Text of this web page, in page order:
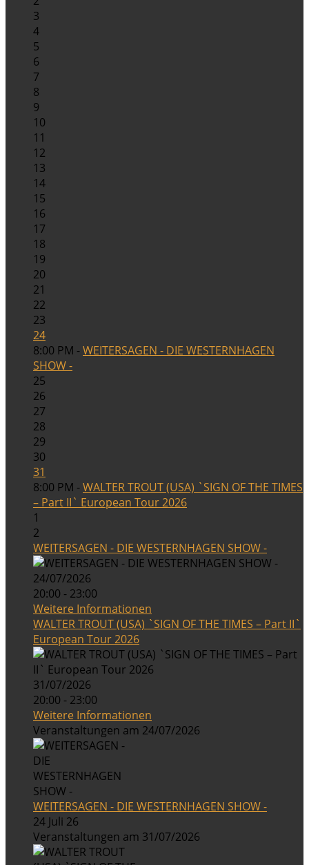
3
4
5
6
7
8
9
10
11
12
13
14
15
16
17
18
19
20
21
22
23
24
8:00 PM -WEITERSAGEN - DIE WESTERNHAGEN
SHOW -
25
26
27
28
29
30
31
8:00 PM -WALTER TROUT (USA) `SIGN OF THE TIMES
– Part II` European Tour 2026
1
2
WEITERSAGEN - DIE WESTERNHAGEN SHOW -
24/07/2026
20:00 - 23:00
Weitere Informationen
WALTER TROUT (USA) `SIGN OF THE TIMES – Part II`
European Tour 2026
31/07/2026
20:00 - 23:00
Weitere Informationen
Veranstaltungen am 24/07/2026
WEITERSAGEN - DIE WESTERNHAGEN SHOW -
24 Juli 26
Veranstaltungen am 31/07/2026